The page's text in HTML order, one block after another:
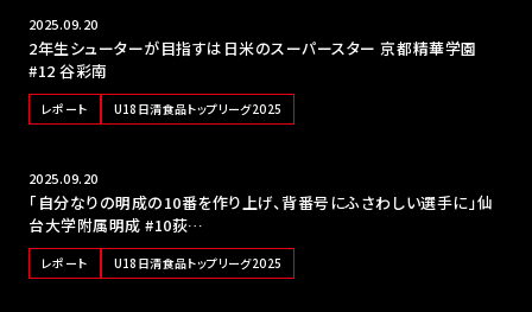
2025.09.20
2年生シューターが目指すは日米のスーパースター 京都精華学園
#12 谷彩南
レポート U18日清食品トップリーグ2025
2025.09.20
「自分なりの明成の10番を作り上げ、背番号にふさわしい選手に」仙
台大学附属明成 #10荻…
レポート U18日清食品トップリーグ2025